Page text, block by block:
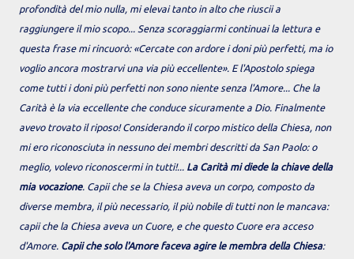
profondità del mio nulla, mi elevai tanto in alto che riuscii a
raggiungere il mio scopo... Senza scoraggiarmi continuai la lettura e
questa frase mi rincuorò: «Cercate con ardore i doni più perfetti, ma io
voglio ancora mostrarvi una via più eccellente». E l'Apostolo spiega
come tutti i doni più perfetti non sono niente senza l'Amore... Che la
Carità è la via eccellente che conduce sicuramente a Dio. Finalmente
avevo trovato il riposo! Considerando il corpo mistico della Chiesa, non
mi ero riconosciuta in nessuno dei membri descritti da San Paolo: o
meglio, volevo riconoscermi in tutti!... La Carità mi diede la chiave della
mia vocazione. Capii che se la Chiesa aveva un corpo, composto da
diverse membra, il più necessario, il più nobile di tutti non le mancava:
capii che la Chiesa aveva un Cuore, e che questo Cuore era acceso
d'Amore. Capii che solo l'Amore faceva agire le membra della Chiesa: